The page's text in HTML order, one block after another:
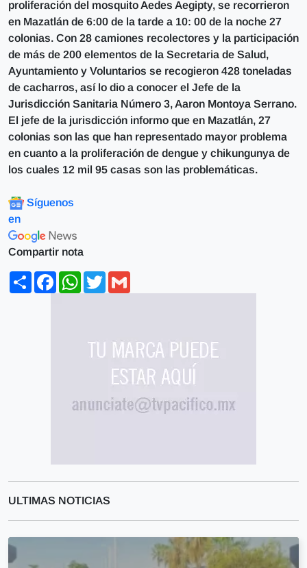
proliferación del mosquito Aedes Aegipty, se recorrieron
en Mazatlán de 6:00 de la tarde a 10: 00 de la noche 27
colonias. Con 28 camiones recolectores y la participación
de más de 200 elementos de la Secretaria de Salud,
Ayuntamiento y Voluntarios se recogieron 428 toneladas
de cacharros, así lo dio a conocer el Jefe de la
Jurisdicción Sanitaria Número 3, Aaron Montoya Serrano.
El jefe de la jurisdicción informo que en Mazatlán, 27
colonias son las que han representado mayor problema
en cuanto a la proliferación de dengue y chikungunya de
los cuales 12 mil 95 casas son las problemáticas.
Síguenos
en
Compartir nota
ShareFacebookWhatsApp
Twitter
ULTIMAS NOTICIAS